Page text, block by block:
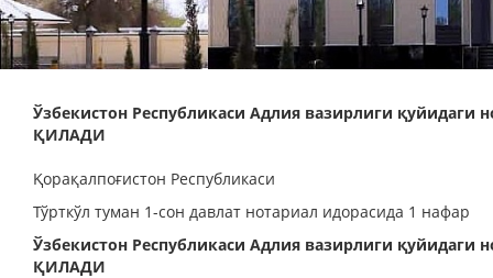
Ўзбекистон Республикаси Адлия вазирлиги
ҚИЛАДИ
Қорақалпоғистон Республикаси
Тўрткўл туман 1-сон давлат нотариал идорасида 1 нафар
Ўзбекистон Республикаси Адлия вазирлиги
ҚИЛАДИ